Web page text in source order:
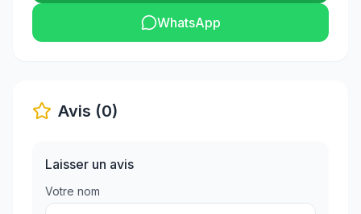
WhatsApp
Avis (0)
Laisser un avis
Votre nom